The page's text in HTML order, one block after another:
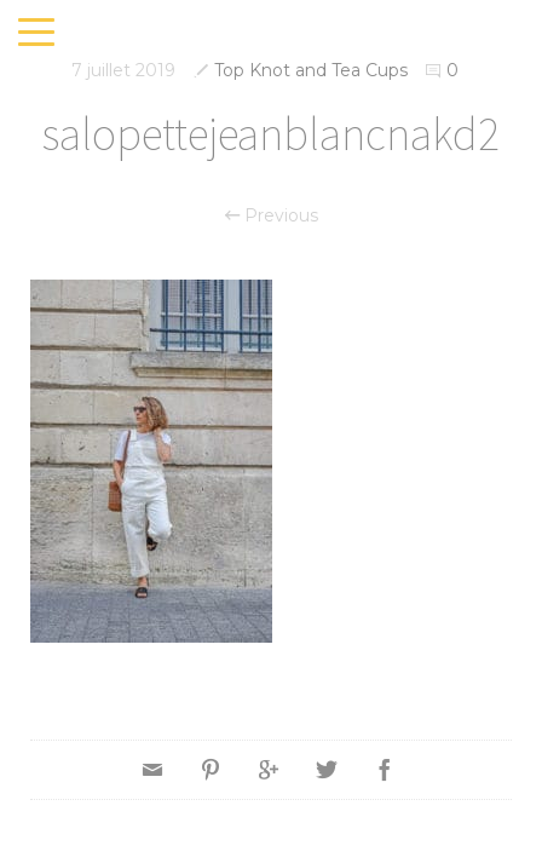
7 juillet 2019 Top Knot and Tea Cups 0
salopettejeanblancnakd2
Previous